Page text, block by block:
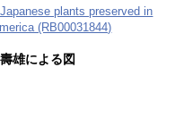
plants preserved in
(RB00031844)
雄による図